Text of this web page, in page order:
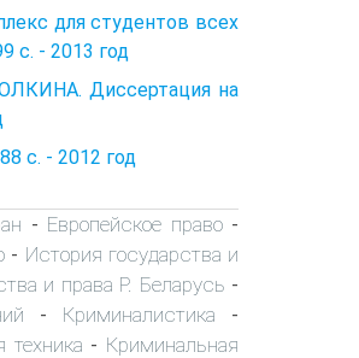
для студентов всех
с. - 2013 год
Диссертация на
с. - 2012 год
- Европейское право-
- История государства и
и права Р. Беларусь -
- Криминалистика -
техника - Криминальная